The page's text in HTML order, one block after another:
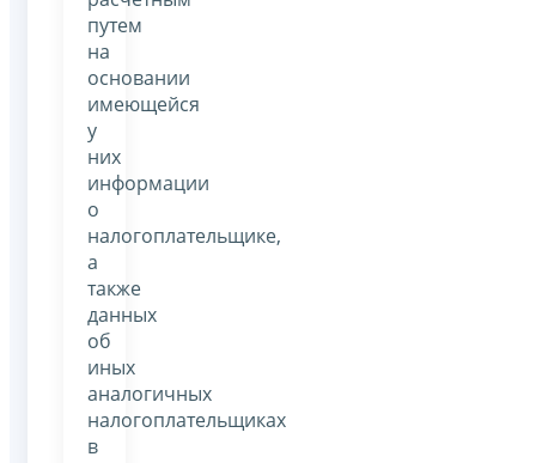
путем
на
основании
имеющейся
у
них
информации
о
налогоплательщике,
а
также
данных
об
иных
аналогичных
налогоплательщиках
в